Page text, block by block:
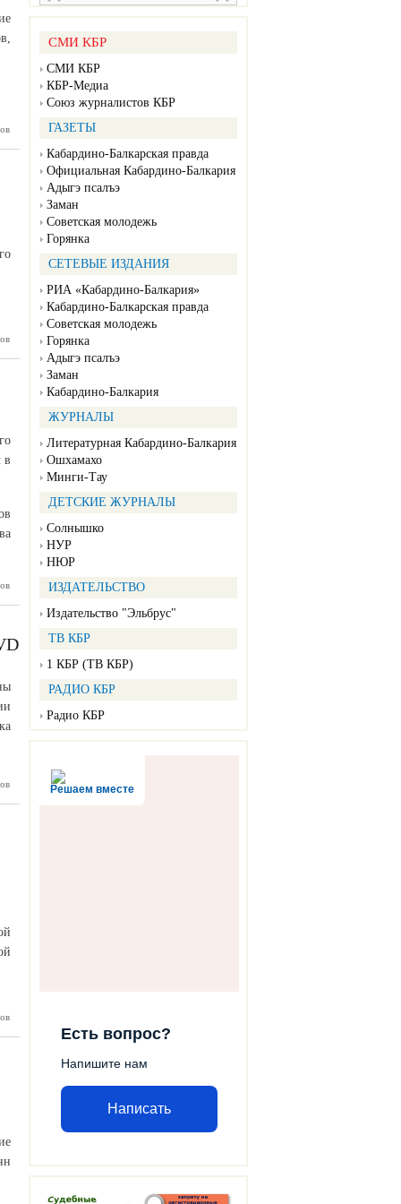
СМИ КБР
СМИ КБР
КБР-Медиа
Союз журналистов КБР
ГАЗЕТЫ
Кабардино-Балкарская правда
Официальная Кабардино-Балкария
Адыгэ псалъэ
Заман
Советская молодежь
Горянка
СЕТЕВЫЕ ИЗДАНИЯ
РИА «Кабардино-Балкария»
Кабардино-Балкарская правда
Советская молодежь
Горянка
Адыгэ псалъэ
Заман
Кабардино-Балкария
ЖУРНАЛЫ
Литературная Кабардино-Балкария
Ошхамахо
Минги-Тау
ДЕТСКИЕ ЖУРНАЛЫ
Солнышко
НУР
НЮР
ИЗДАТЕЛЬСТВО
Издательство "Эльбрус"
ТВ КБР
1 КБР (ТВ КБР)
РАДИО КБР
Радио КБР
Решаем вместе
Есть вопрос?
Напишите нам
Написать
Коков
в